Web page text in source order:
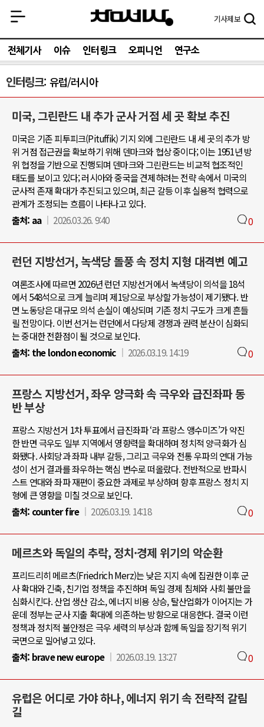
기사제보
전체기사 이슈 인터링크 오피니언 연구소
인터링크 유럽/러시아
미국, 그린란드 내 추가 군사 거점 세 곳 확보 추진
미국은 기존 피투피크(Pituffik) 기지 외에 그린란드 내 세 곳의 추가 방
위 거점 접근권을 확보하기 위해 덴마크와 협상 중이다; 이는 1951년 방
위 협정을 기반으로 진행되며 덴마크와 그린란드는 비교적 협조적인
태도를 보이고 있다; 러시아와 중국을 견제하려는 전략 속에서 미국의
군사적 존재 확대가 추진되고 있으며, 최근 갈등 이후 실용적 협력으로
관계가 조정되는 흐름이 나타나고 있다.
출처: aa 2026.03.26. 9:40 0
런던 지방선거, 녹색당 돌풍 속 정치 지형 대격변 예고
여론조사에 따르면 2026년 런던 지방선거에서 녹색당이 의석을 18석
에서 548석으로 크게 늘리며 제1당으로 부상할 가능성이 제기됐다. 반
면 노동당은 대규모 의석 손실이 예상되며 기존 정치 구도가 크게 흔들
릴 전망이다. 이번 선거는 런던에서 다당제 경쟁과 권력 분산이 심화되
는 중대한 전환점이 될 것으로 보인다.
출처: the london economic 2026.03.19. 14:19 0
프랑스 지방선거, 좌우 양극화 속 극우와 급진좌파 동
반 부상
프랑스 지방선거 1차 투표에서 급진좌파 ‘라 프랑스 앵수미즈’가 약진
한 반면 극우도 일부 지역에서 영향력을 확대하며 정치적 양극화가 심
화됐다. 사회당과 좌파 내부 갈등, 그리고 극우와 전통 우파의 연대 가능
성이 선거 결과를 좌우하는 핵심 변수로 떠올랐다. 전반적으로 반파시
스트 연대와 좌파 재편이 중요한 과제로 부상하며 향후 프랑스 정치 지
형에 큰 영향을 미칠 것으로 보인다.
출처: counter fire 2026.03.19. 14:18 0
메르츠와 독일의 추락, 정치·경제 위기의 악순환
프리드리히 메르츠(Friedrich Merz)는 낮은 지지 속에 집권한 이후 군
사 확대와 긴축, 친기업 정책을 추진하며 독일 경제 침체와 사회 불만을
심화시킨다. 산업 생산 감소, 에너지 비용 상승, 탈산업화가 이어지는 가
운데 정부는 군사 지출 확대에 의존하는 방향으로 대응한다. 결국 이런
정책과 정치적 불안정은 극우 세력의 부상과 함께 독일을 장기적 위기
국면으로 밀어넣고 있다.
출처: brave new europe 2026.03.19. 13:27 0
유럽은 어디로 가야 하나, 에너지 위기 속 전략적 갈림
길